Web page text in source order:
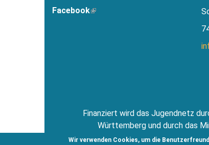
Wir verwenden Cookies, um die
extern)
Facebook(Link
Finanziert wird das Jugendnetz
Württemberg und durch das